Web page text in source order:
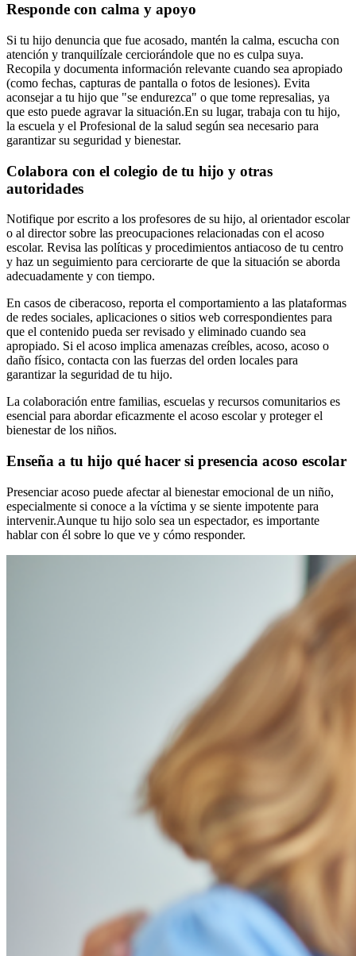
Responde con calma y apoyo
Si tu hijo denuncia que fue acosado, mantén la calma, escucha con
atención y tranquilízale cerciorándole que no es culpa suya.
Recopila y documenta información relevante cuando sea apropiado
(como fechas, capturas de pantalla o fotos de lesiones). Evita
aconsejar a tu hijo que "se endurezca" o que tome represalias, ya
que esto puede agravar la situación.En su lugar, trabaja con tu hijo,
la escuela y el Profesional de la salud según sea necesario para
garantizar su seguridad y bienestar.
Colabora con el colegio de tu hijo y otras
autoridades
Notifique por escrito a los profesores de su hijo, al orientador escolar
o al director sobre las preocupaciones relacionadas con el acoso
escolar. Revisa las políticas y procedimientos antiacoso de tu centro
y haz un seguimiento para cerciorarte de que la situación se aborda
adecuadamente y con tiempo.
En casos de ciberacoso, reporta el comportamiento a las plataformas
de redes sociales, aplicaciones o sitios web correspondientes para
que el contenido pueda ser revisado y eliminado cuando sea
apropiado. Si el acoso implica amenazas creíbles, acoso, acoso o
daño físico, contacta con las fuerzas del orden locales para
garantizar la seguridad de tu hijo.
La colaboración entre familias, escuelas y recursos comunitarios es
esencial para abordar eficazmente el acoso escolar y proteger el
bienestar de los niños.
Enseña a tu hijo qué hacer si presencia acoso escolar
Presenciar acoso puede afectar al bienestar emocional de un niño,
especialmente si conoce a la víctima y se siente impotente para
intervenir.Aunque tu hijo solo sea un espectador, es importante
hablar con él sobre lo que ve y cómo responder.